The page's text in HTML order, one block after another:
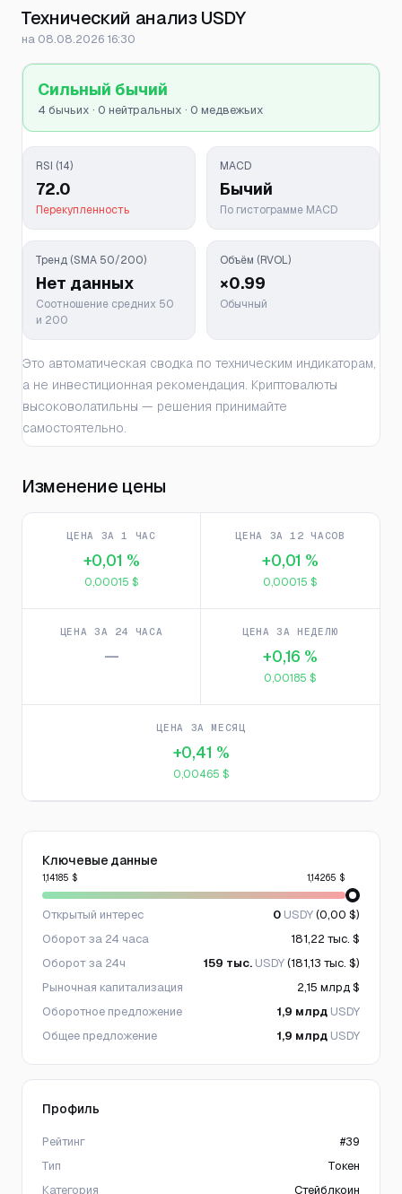
Технический анализ USDY
на 08.08.2026 16:30
Сильный бычий
4 бычьих · 0 нейтральных · 0 медвежьих
RSI (14)
72.0
Перекупленность
MACD
Бычий
По гистограмме MACD
Тренд (SMA 50/200)
Нет данных
Соотношение средних 50
и 200
Объём (RVOL)
×0.99
Обычный
Это автоматическая сводка по техническим индикаторам,
а не инвестиционная рекомендация. Криптовалюты
высоковолатильны — решения принимайте
самостоятельно.
Изменение цены
ЦЕНА ЗА 1 ЧАС
+0,01 %
0,00015 $
ЦЕНА ЗА 12 ЧАСОВ
+0,01 %
0,00015 $
ЦЕНА ЗА 24 ЧАСА
—
ЦЕНА ЗА НЕДЕЛЮ
+0,16 %
0,00185 $
ЦЕНА ЗА МЕСЯЦ
+0,41 %
0,00465 $
Ключевые данные
1,14185 $ 1,14265 $
Открытый интерес 0 USDY(0,00 $)
Оборот за 24 часа
181,22 тыс. $
Оборот за 24ч
159 тыс. USDY(181,13 тыс. $)
Рыночная капитализация
2,15 млрд $
Оборотное предложение
1,9 млрд USDY
Общее предложение
1,9 млрд USDY
Профиль
Рейтинг
#39
Тип
Токен
Категория
Стейблкоин